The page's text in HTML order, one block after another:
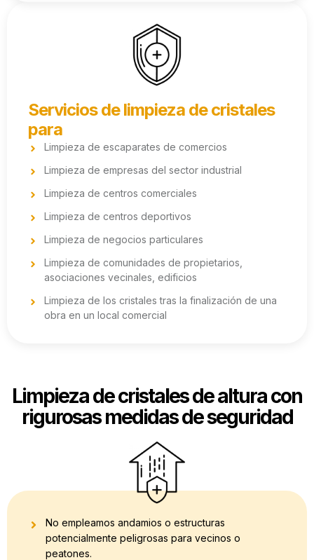
Servicios de limpieza de cristales
para
Limpieza de escaparates de comercios
Limpieza de empresas del sector industrial
Limpieza de centros comerciales
Limpieza de centros deportivos
Limpieza de negocios particulares
Limpieza de comunidades de propietarios,
asociaciones vecinales, edificios
Limpieza de los cristales tras la finalización de una
obra en un local comercial
Limpieza de cristales de altura con
rigurosas medidas de seguridad
No empleamos andamios o estructuras
potencialmente peligrosas para vecinos o
peatones.